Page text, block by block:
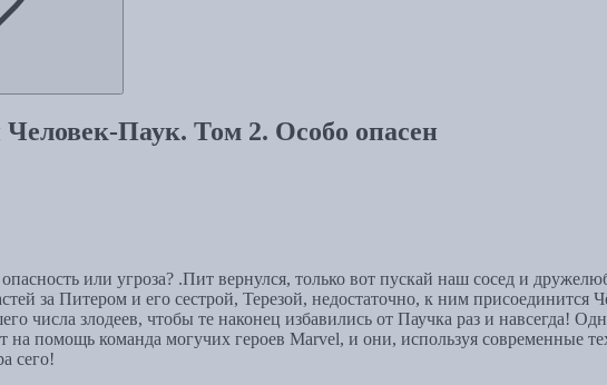
Паук. Том 2. Особо опасен
или угроза? .Пит вернулся, только вот пускай наш сосед и
за Питером и его сестрой, Терезой, недостаточно, к ним присоединится
числа злодеев, чтобы те наконец избавились от Паучка раз и навсегда!
на помощь команда могучих героев Marvel, и они, используя современные
сего!